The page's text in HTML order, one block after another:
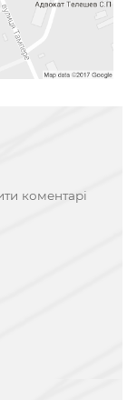
коментарі